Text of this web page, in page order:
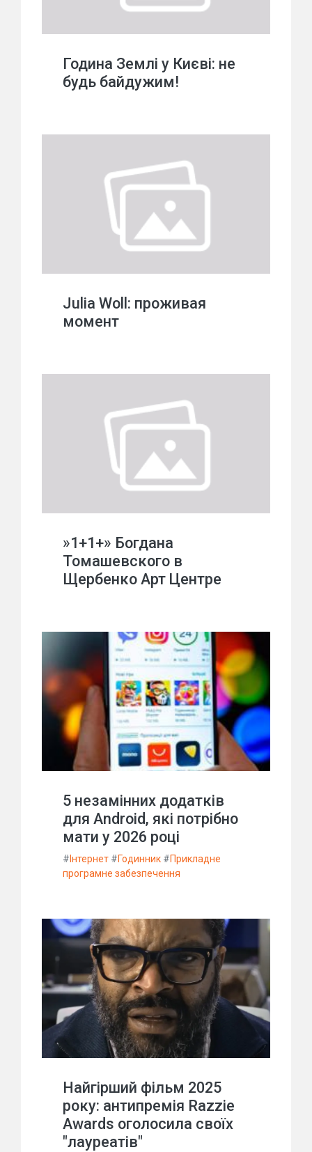
Година Землі у Києві: не
будь байдужим!
Julia Woll: проживая
момент
»1+1+» Богдана
Томашевского в
Щербенко Арт Центре
5 незамінних додатків
для Android, які потрібно
мати у 2026 році
# Інтернет #Годинник #Прикладне
програмне забезпечення
Найгірший фільм 2025
року: антипремія Razzie
Awards оголосила своїх
"лауреатів"